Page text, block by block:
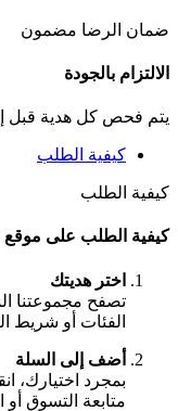
ضمان الرضا مضمون
الالتزام بالجودة
يتم فحص كل هدية قبل
كيفية الطلب
كيفية الطلب
كيفية الطلب على موقع decomarcgifts.com
اختر هديتك
تصفح مجموعتنا
الفئات أو شريط
أضف إلى السلة
بمجرد اختيارك،
متابعة التسوق أو